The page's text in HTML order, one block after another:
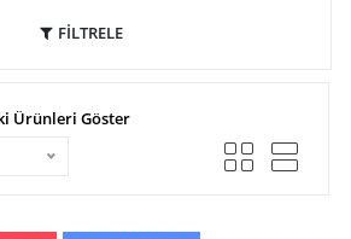
FİLTRELE
Ürünleri Göster